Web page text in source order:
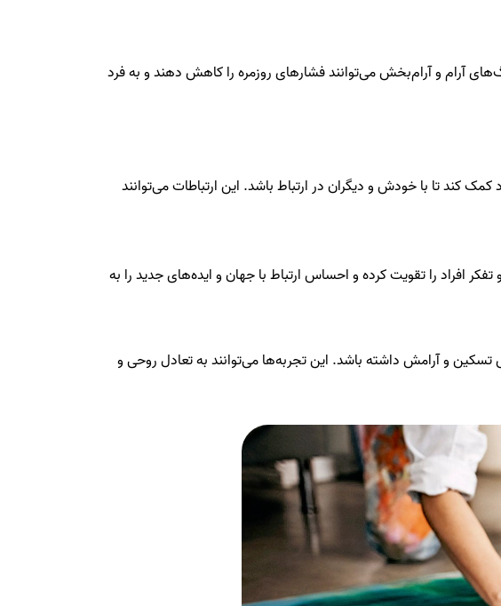
آرام و آرام‌بخش می‌توانند فشارهای روزمره را کاهش دهند و به فرد
کند تا با خودش و دیگران در ارتباط باشد. این ارتباطات می‌توانند
افراد را تقویت کرده و احساس ارتباط با جهان و ایده‌های جدید را به
و آرامش داشته باشد. این تجربه‌ها می‌توانند به تعادل روحی و